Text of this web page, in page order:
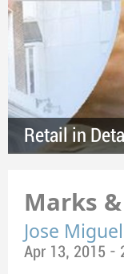
Retail in
Marks
Jose
Apr 13, 2015 -